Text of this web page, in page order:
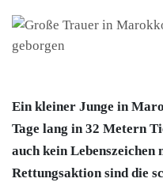
Ein kleiner Junge in
Tage lang in 32 Metern
auch kein Lebenszeichen
Rettungsaktion sind die